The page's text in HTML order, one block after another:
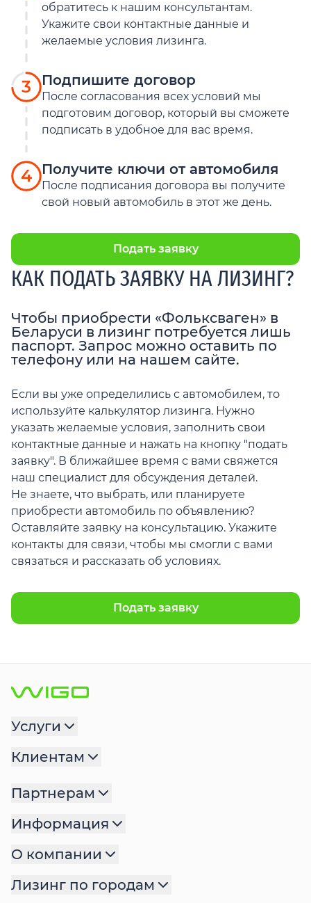
обратитесь к нашим консультантам.
Укажите свои контактные данные и
желаемые условия лизинга.
3 Подпишите договор
После согласования всех условий мы
подготовим договор, который вы сможете
подписать в удобное для вас время.
4 Получите ключи от автомобиля
После подписания договора вы получите
свой новый автомобиль в этот же день.
Подать заявку
КАК ПОДАТЬ ЗАЯВКУ НА ЛИЗИНГ?
Чтобы приобрести «Фольксваген» в
Беларуси в лизинг потребуется лишь
паспорт. Запрос можно оставить по
телефону или на нашем сайте.
Если вы уже определились с автомобилем, то
используйте калькулятор лизинга. Нужно
указать желаемые условия, заполнить свои
контактные данные и нажать на кнопку "подать
заявку". В ближайшее время с вами свяжется
наш специалист для обсуждения деталей.
Не знаете, что выбрать, или планируете
приобрести автомобиль по объявлению?
Оставляйте заявку на консультацию. Укажите
контакты для связи, чтобы мы смогли с вами
связаться и рассказать об условиях.
Подать заявку
Услуги
Клиентам
Партнерам
Информация
О компании
Лизинг по городам